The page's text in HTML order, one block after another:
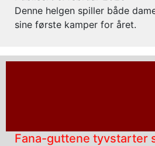
Denne helgen spiller både
sine første kamper for året.
Fana-guttene tyvstarter